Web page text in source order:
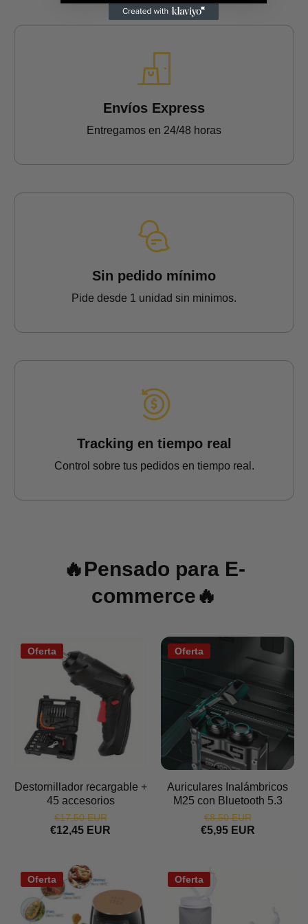
Envíos Express
Entregamos en 24/48 horas
Sin pedido mínimo
Pide desde 1 unidad sin minimos.
Tracking en tiempo real
Control sobre tus pedidos en tiempo real.
🔥Pensado para E-
commerce🔥
Oferta
Destornillador recargable +
45 accesorios
€17,50 EUR
€12,45 EUR
Oferta
Auriculares Inalámbricos
M25 con Bluetooth 5.3
€8,50 EUR
€5,95 EUR
Oferta Oferta